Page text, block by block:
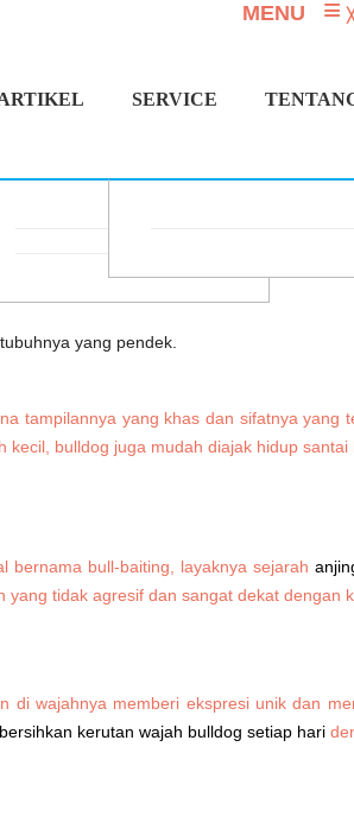
MENU ≡ ╳
SERVICE
tampilannya yang khas dan sifatnya
bulldog juga mudah diajak hidup santai
bernama bull-baiting, layaknya sejarah
tidak agresif dan sangat dekat dengan
wajahnya memberi ekspresi unik dan
kerutan wajah bulldog setiap hari